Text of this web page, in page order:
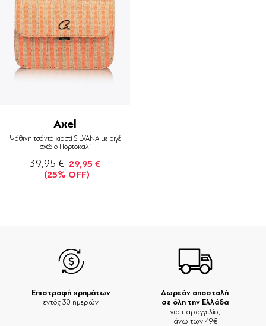
Axel
Ψάθινη τσάντα χιαστί SILVANA με ριγέ
σχέδιο Πορτοκαλί
39,95 € 29,95 €
(25% OFF)
Δωρεάν αποστολή
σε όλη την Ελλάδα
για παραγγελίες
άνω των 49€
Επιστροφή χρημάτων
εντός 30 ημερών